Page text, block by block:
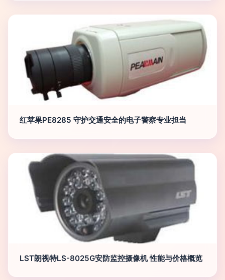
红苹果PE8285 守护交通安全的电子警察专业担当
LST朗视特LS-8025G安防监控摄像机 性能与价格概览